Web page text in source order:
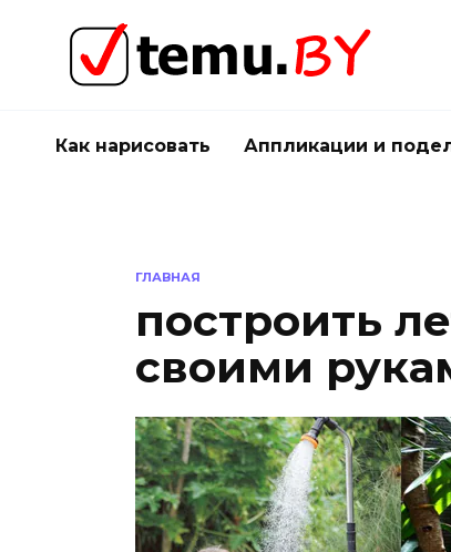
содержанию
Как нарисовать Аппликации и
ГЛАВНАЯ
построить
своими